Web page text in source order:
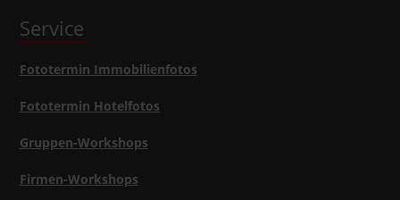
Service
Fototermin Immobilienfotos
Fototermin Hotelfotos
Gruppen-Workshops
Firmen-Workshops